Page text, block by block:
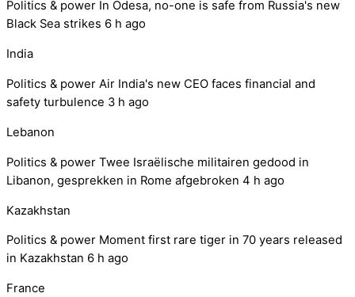
Politics & power In Odesa, no-one is safe from Russia's new
Black Sea strikes 6 h ago
India
Politics & power Air India's new CEO faces financial and
safety turbulence 3 h ago
Lebanon
Politics & power Twee Israëlische militairen gedood in
Libanon, gesprekken in Rome afgebroken 4 h ago
Kazakhstan
Politics & power Moment first rare tiger in 70 years released
in Kazakhstan 6 h ago
France